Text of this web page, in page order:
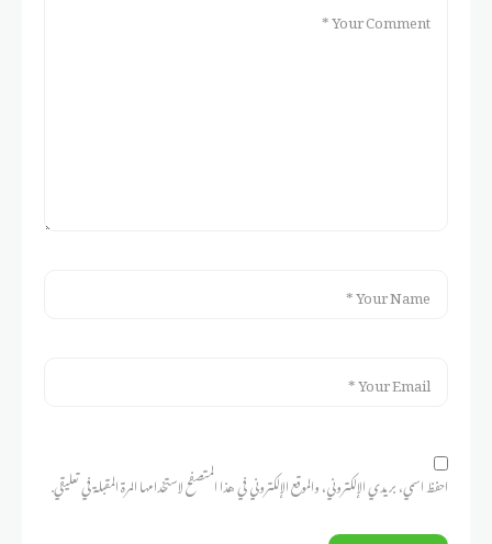
احفظ اسمي، بريدي الإلكتروني، والموقع الإلكتروني في هذا المتصفح لاستخدامها المرة المقبلة في تعليقي.